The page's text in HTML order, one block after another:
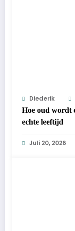
Diederik
Hoe oud wordt
echte leeftijd
Juli 20, 2026